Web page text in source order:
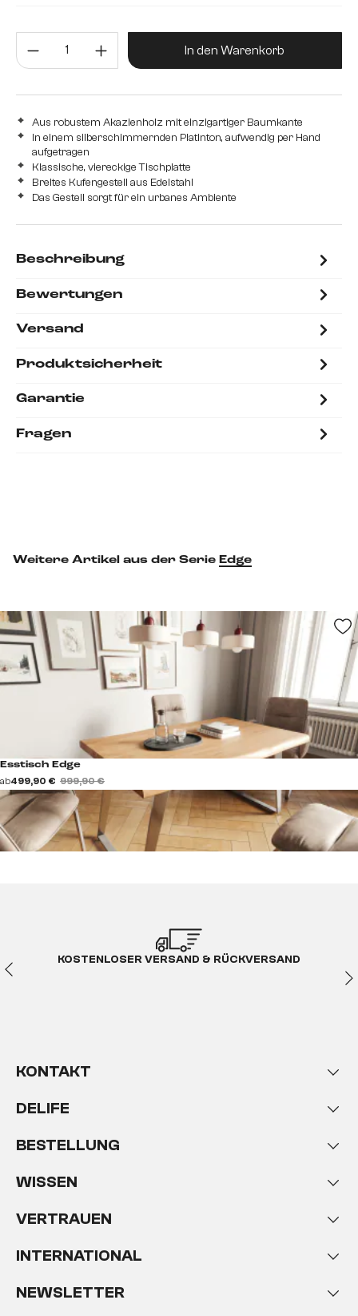
Produkt Anzahl: Gib den
In den Warenkorb
Aus robustem Akazienholz mit einzigartiger Baumkante
In einem silberschimmernden Platinton, aufwendig per Hand
aufgetragen
Klassische, viereckige Tischplatte
Breites Kufengestell aus Edelstahl
Das Gestell sorgt für ein urbanes Ambiente
Beschreibung
Bewertungen
Versand
Produktsicherheit
Garantie
Fragen
Weitere Artikel aus der Serie Edge
Esstisch Edge
ab499,90 € 999,90 €
KOSTENLOSER VERSAND & RÜCKVERSAND
KONTAKT
DELIFE
BESTELLUNG
WISSEN
VERTRAUEN
INTERNATIONAL
NEWSLETTER